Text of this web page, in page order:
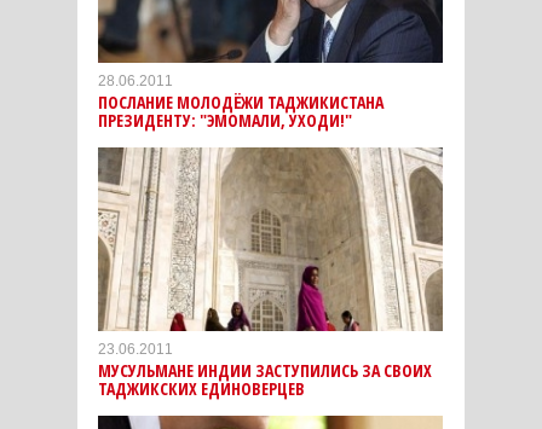
28.06.2011
ПОСЛАНИЕ МОЛОДЁЖИ ТАДЖИКИСТАНА
ПРЕЗИДЕНТУ: "ЭМОМАЛИ, УХОДИ!"
23.06.2011
МУСУЛЬМАНЕ ИНДИИ ЗАСТУПИЛИСЬ ЗА СВОИХ
ТАДЖИКСКИХ ЕДИНОВЕРЦЕВ